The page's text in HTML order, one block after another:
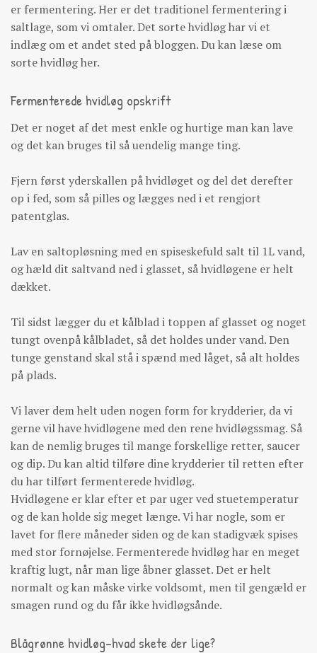
er fermentering. Her er det traditionel fermentering i
saltlage, som vi omtaler. Det sorte hvidløg har vi et
indlæg om et andet sted på bloggen. Du kan læse om
sorte hvidløg her.
Fermenterede hvidløg opskrift
Det er noget af det mest enkle og hurtige man kan lave
og det kan bruges til så uendelig mange ting.
Fjern først yderskallen på hvidløget og del det derefter
op i fed, som så pilles og lægges ned i et rengjort
patentglas.
Lav en saltopløsning med en spiseskefuld salt til 1L vand,
og hæld dit saltvand ned i glasset, så hvidløgene er helt
dækket.
Til sidst lægger du et kålblad i toppen af glasset og noget
tungt ovenpå kålbladet, så det holdes under vand. Den
tunge genstand skal stå i spænd med låget, så alt holdes
på plads.
Vi laver dem helt uden nogen form for krydderier, da vi
gerne vil have hvidløgene med den rene hvidløgssmag. Så
kan de nemlig bruges til mange forskellige retter, saucer
og dip. Du kan altid tilføre dine krydderier til retten efter
du har tilført fermenterede hvidløg.
Hvidløgene er klar efter et par uger ved stuetemperatur
og de kan holde sig meget længe. Vi har nogle, som er
lavet for flere måneder siden og de kan stadigvæk spises
med stor fornøjelse. Fermenterede hvidløg har en meget
kraftig lugt, når man lige åbner glasset. Det er helt
normalt og kan måske virke voldsomt, men til gengæld er
smagen rund og du får ikke hvidløgsånde.
Blågrønne hvidløg-hvad skete der lige?